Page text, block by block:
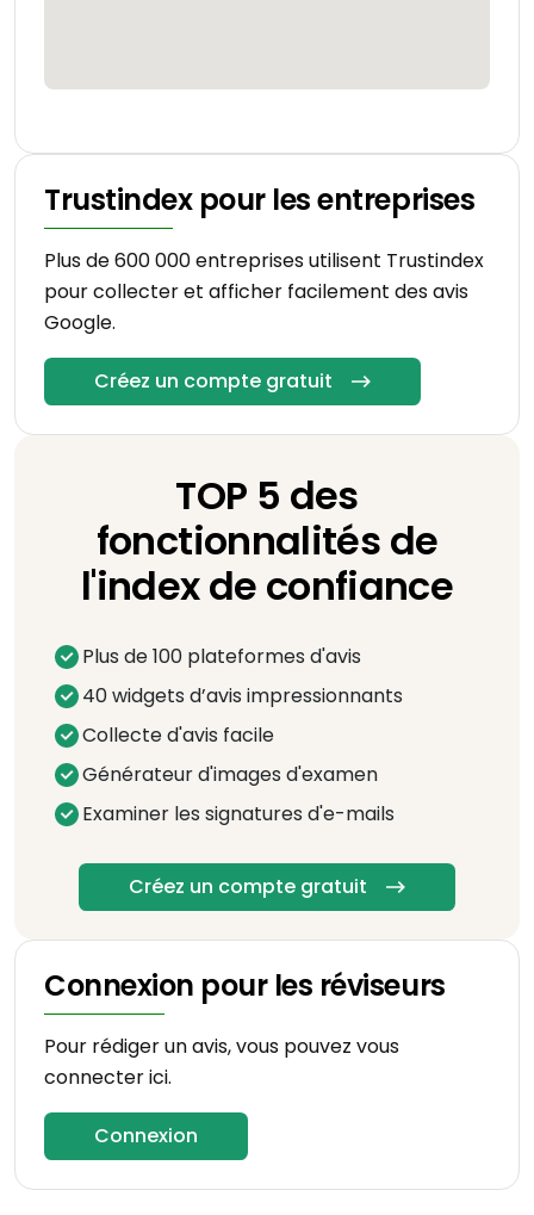
Trustindex pour les entreprises
Plus de 600 000 entreprises utilisent Trustindex
pour collecter et afficher facilement des avis
Google.
Créez un compte gratuit
TOP 5 des
fonctionnalités de
l'index de confiance
Plus de 100 plateformes d'avis
40 widgets d’avis impressionnants
Collecte d'avis facile
Générateur d'images d'examen
Examiner les signatures d'e-mails
Créez un compte gratuit
Connexion pour les réviseurs
Pour rédiger un avis, vous pouvez vous
connecter ici.
Connexion